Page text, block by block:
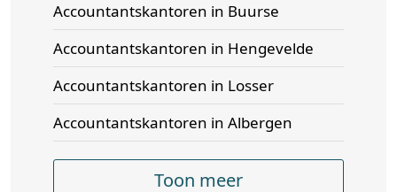
Accountantskantoren in Buurse
Accountantskantoren in Hengevelde
Accountantskantoren in Losser
Accountantskantoren in Albergen
Toon meer